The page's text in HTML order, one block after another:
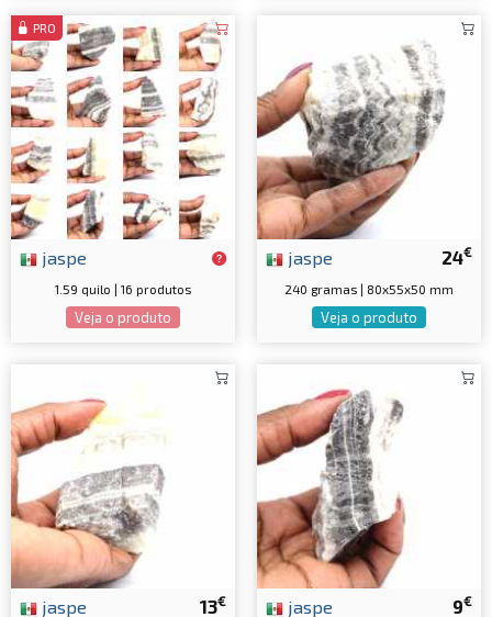
PRO
jaspe
1.59 quilo | 16 produtos
Veja o produto
24€
jaspe
240 gramas | 80x55x50 mm
Veja o produto
13€
jaspe 9€
jaspe